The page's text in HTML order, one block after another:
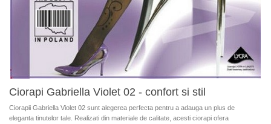
Ciorapi Gabriella Violet 02 - confort si stil
Ciorapii Gabriella Violet 02 sunt alegerea perfecta pentru a adauga un plus de
eleganta tinutelor tale. Realizati din materiale de calitate, acesti ciorapi ofera